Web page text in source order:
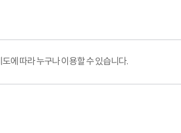
에 따라 누구나 이용할 수 있습니다.